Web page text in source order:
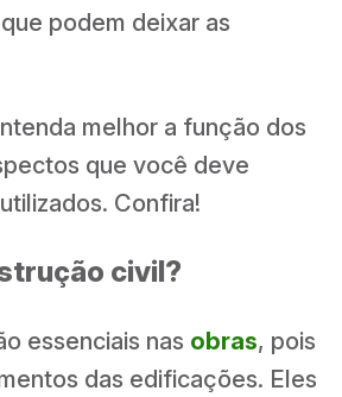
podem deixar as
melhor a função dos
que você deve
Confira!
civil?
essenciais nas obras, pois
das edificações. Eles